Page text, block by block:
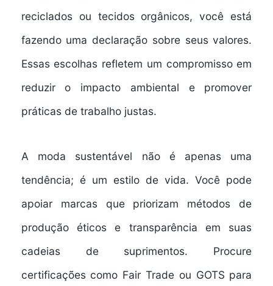
reciclados ou tecidos orgânicos, você está
fazendo uma declaração sobre seus valores.
Essas escolhas refletem um compromisso em
reduzir o impacto ambiental e promover
práticas de trabalho justas.
A moda sustentável não é apenas uma
tendência; é um estilo de vida. Você pode
apoiar marcas que priorizam métodos de
produção éticos e transparência em suas
cadeias de suprimentos. Procure
certificações como Fair Trade ou GOTS para